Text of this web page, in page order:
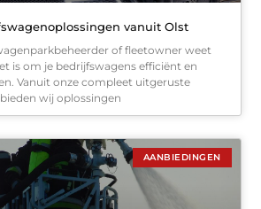
vanuit Olst
of fleetowner weet
is om je bedrijfswagens efficiënt en
Vanuit onze compleet uitgeruste
wij oplossingen
AANBIEDINGEN